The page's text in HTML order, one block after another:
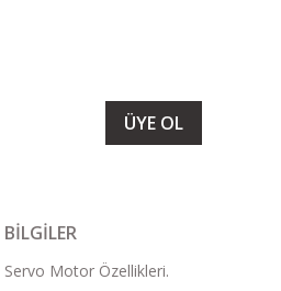
ÜYE OL
BİLGİLER
Servo Motor Özellikleri.